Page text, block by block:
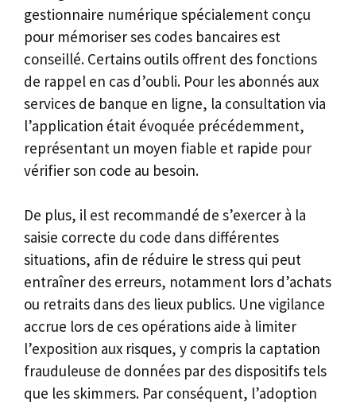
gestionnaire numérique spécialement conçu
pour mémoriser ses codes bancaires est
conseillé. Certains outils offrent des fonctions
de rappel en cas d’oubli. Pour les abonnés aux
services de banque en ligne, la consultation via
l’application était évoquée précédemment,
représentant un moyen fiable et rapide pour
vérifier son code au besoin.
De plus, il est recommandé de s’exercer à la
saisie correcte du code dans différentes
situations, afin de réduire le stress qui peut
entraîner des erreurs, notamment lors d’achats
ou retraits dans des lieux publics. Une vigilance
accrue lors de ces opérations aide à limiter
l’exposition aux risques, y compris la captation
frauduleuse de données par des dispositifs tels
que les skimmers. Par conséquent, l’adoption